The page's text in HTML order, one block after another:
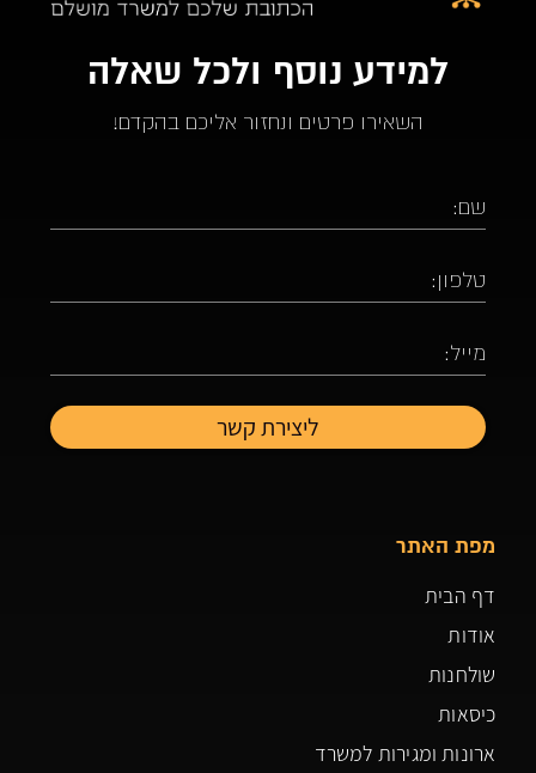
למידע נוסף ולכל שאלה
השאירו פרטים ונחזור אליכם בהקדם!
מפת האתר
דף הבית
אודות
שולחנות
כיסאות
ארונות ומגירות למשרד